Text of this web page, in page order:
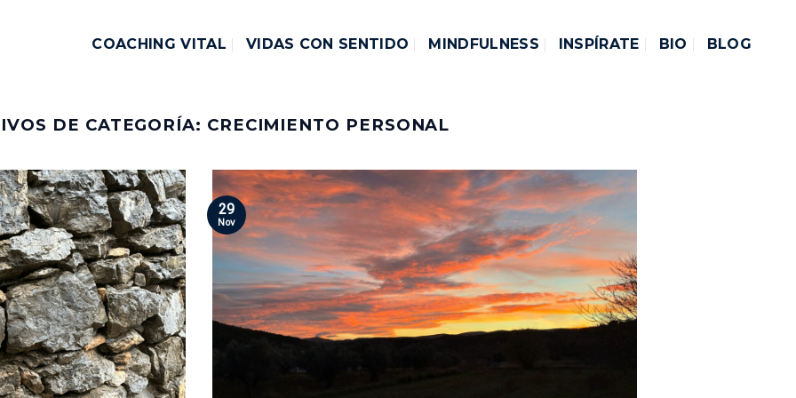
COACHING VITAL VIDAS CON SENTIDO MINDFULNESS INSPÍRATE BIO BLOG
DE CATEGORÍA: CRECIMIENTO PERSONAL
29
Nov